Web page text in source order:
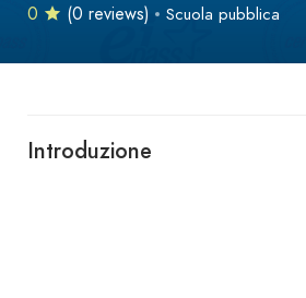
0 (0 reviews) Scuola pubblica
Introduzione